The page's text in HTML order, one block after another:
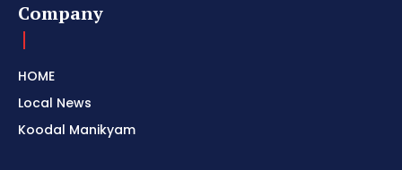
Company
HOME
Local News
Koodal Manikyam